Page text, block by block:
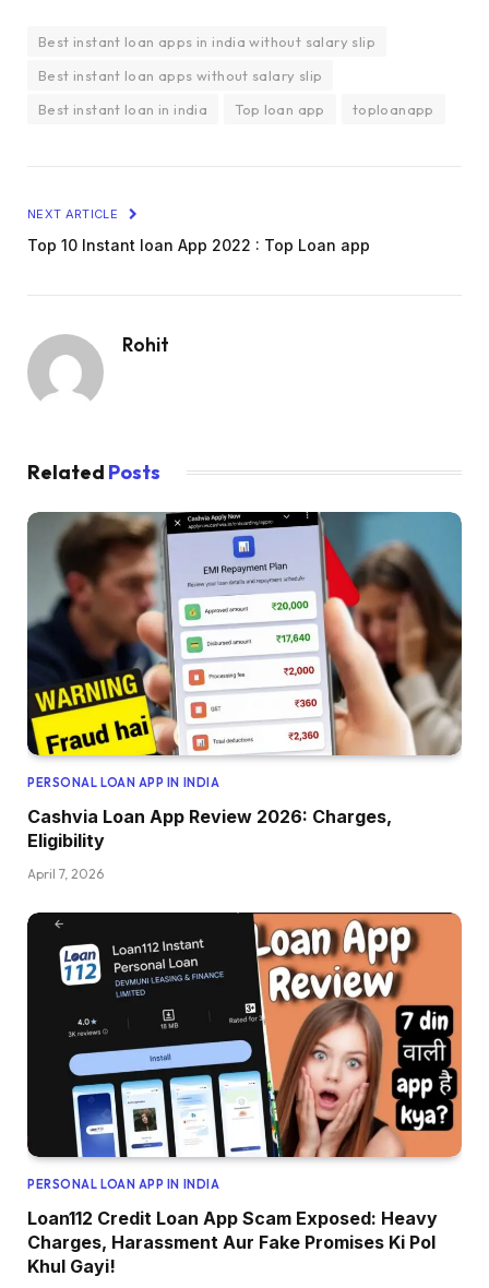
Best instant loan apps in india without salary slip
Best instant loan apps without salary slip
Best instant loan in india
Top loan app toploanapp
NEXT ARTICLE
Top 10 Instant loan App 2022 : Top Loan app
Rohit
Related Posts
PERSONAL LOAN APP IN INDIA
Cashvia Loan App Review 2026: Charges,
Eligibility
April 7, 2026
PERSONAL LOAN APP IN INDIA
Loan112 Credit Loan App Scam Exposed: Heavy
Charges, Harassment Aur Fake Promises Ki Pol
Khul Gayi!